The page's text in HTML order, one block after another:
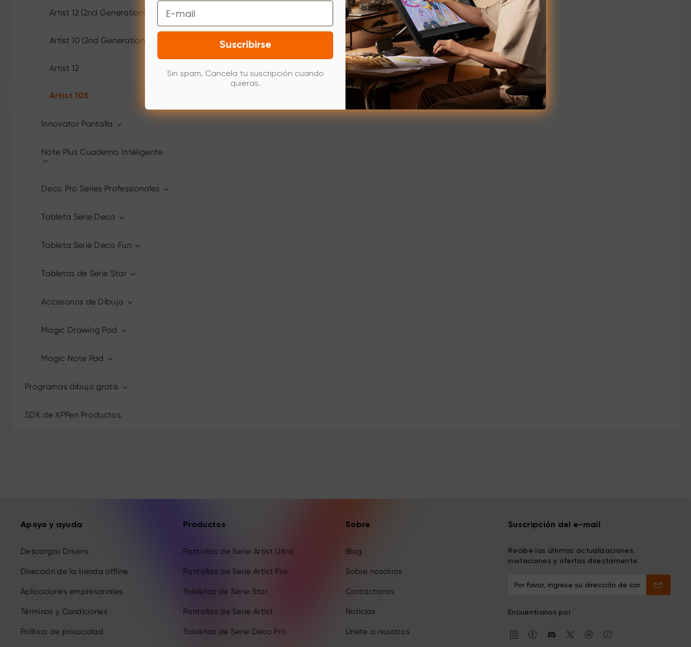
Artist 12 (2nd Generation)
Artist 10 (2nd Generation)
Artist 12
Artist 10S
Innovator Pantalla
Note Plus Cuaderno Inteligente
Deco Pro Series Professionales
Tableta Serie Deco
Tableta Serie Deco Fun
Tabletas de Serie Star
Accesorios de Dibujo
Magic Drawing Pad
Magic Note Pad
Programas dibujo gratis
SDK de XPPen Productos
Apoyo y ayuda
Descargar Drivers
Dirección de la tienda offline
Aplicaciones empresariales
Términos y Condiciones
Política de privacidad
Productos
Pantallas de Serie Artist Ultra
Pantallas de Serie Artist Pro
Tabletas de Serie Star
Pantallas de Serie Artist
Tabletas de Serie Deco Pro
Sobre
Blog
Sobre nosotros
Contáctanos
Noticias
Únete a nosotros
Suscripción del e-mail
Recibe las últimas actualizaciones,
invitaciones y ofertas directamente
Encuentranos por
Email
Suscribirse
Sin spam. Cancela tu suscripción cuando
quieras.